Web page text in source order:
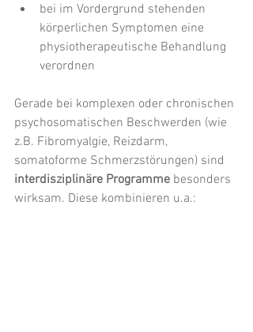
bei im Vordergrund stehenden
körperlichen Symptomen eine
physiotherapeutische Behandlung
verordnen
Gerade bei komplexen oder chronischen
psychosomatischen Beschwerden (wie
z.B. Fibromyalgie, Reizdarm,
somatoforme Schmerzstörungen) sind
interdisziplinäre Programme besonders
wirksam. Diese kombinieren u.a.: